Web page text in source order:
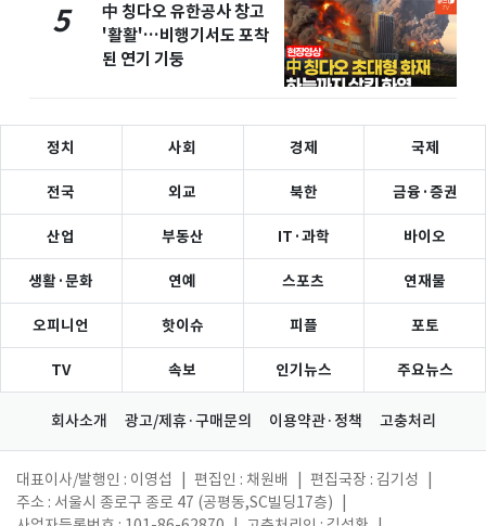
5
中 칭다오 유한공사 창고
'활활'…비행기서도 포착
된 연기 기둥
정치 사회 경제 국제
전국 외교 북한 금융·증권
산업 부동산 IT·과학 바이오
생활·문화 연예 스포츠 연재물
오피니언 핫이슈 피플 포토
TV 속보 인기뉴스 주요뉴스
회사소개 광고/제휴·구매문의 이용약관·정책 고충처리
대표이사/발행인 : 이영섭 편집인 : 채원배 편집국장 : 김기성
주소 : 서울시 종로구 종로 47 (공평동,SC빌딩17층)